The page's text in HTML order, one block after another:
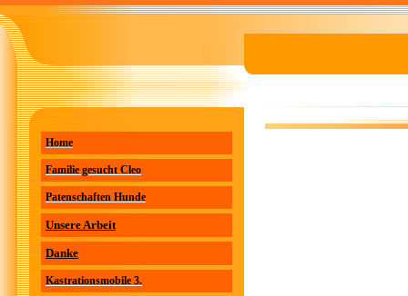
Home
Familie gesucht Cleo
Patenschaften Hunde
Unsere Arbeit
Danke
Kastrationsmobile 3.